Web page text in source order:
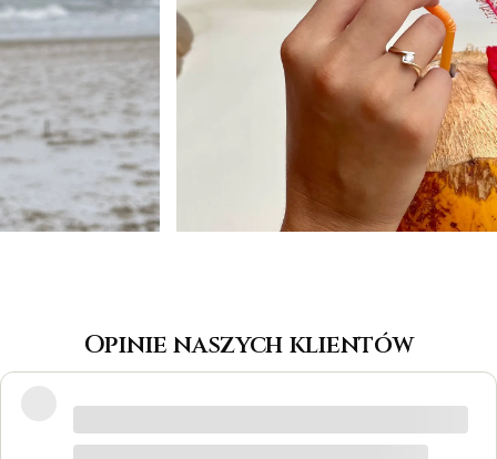
Opinie naszych klientów
odpowiedzi na wszystkie pytania, biżuteria